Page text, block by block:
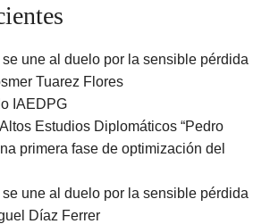
une al duelo por la sensible pérdida
Tuarez Flores
IAEDPG
Estudios Diplomáticos “Pedro
primera fase de optimización del
une al duelo por la sensible pérdida
Díaz Ferrer